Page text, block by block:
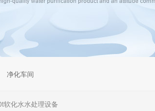
净化车间
软化水水处理设备